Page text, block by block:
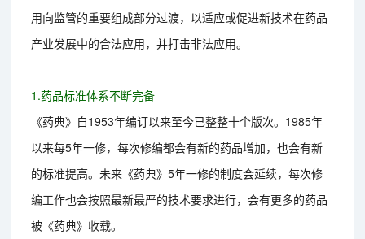
用向监管的重要组成部分过渡，以适应或促进新技术在药品
产业发展中的合法应用，并打击非法应用。
1.药品标准体系不断完备
《药典》自1953年编订以来至今已整整十个版次。1985年
以来每5年一修，每次修编都会有新的药品增加，也会有新
的标准提高。未来《药典》5年一修的制度会延续，每次修
编工作也会按照最新最严的技术要求进行，会有更多的药品
被《药典》收载。